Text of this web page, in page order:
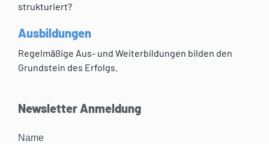
strukturiert?
Ausbildungen
Regelmäßige Aus- und Weiterbildungen bilden den
Grundstein des Erfolgs.
Newsletter Anmeldung
Name